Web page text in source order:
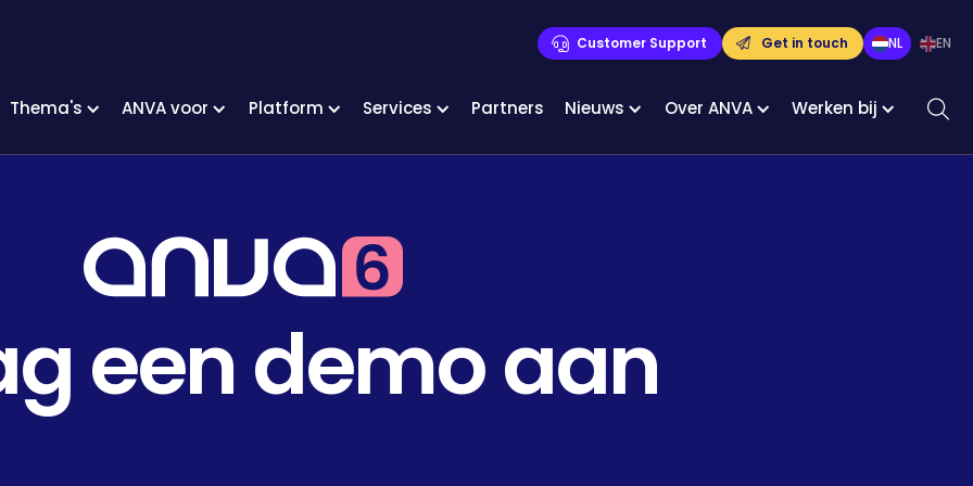
Customer Support Get in touch NL EN
Thema's ANVA voor Platform Services Partners Nieuws Over ANVA Werken bij
een demo aan